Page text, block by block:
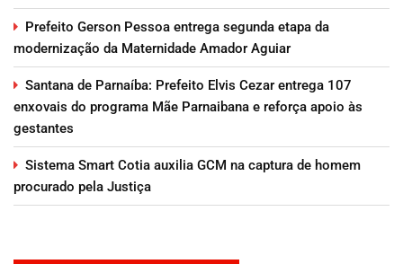
Prefeito Gerson Pessoa entrega segunda etapa da
modernização da Maternidade Amador Aguiar
Santana de Parnaíba: Prefeito Elvis Cezar entrega 107
enxovais do programa Mãe Parnaibana e reforça apoio às
gestantes
Sistema Smart Cotia auxilia GCM na captura de homem
procurado pela Justiça